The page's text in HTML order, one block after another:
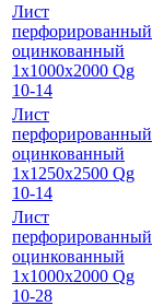
Лист
перфорированный
оцинкованный
1х1000х2000 Qg
10-14
Лист
перфорированный
оцинкованный
1х1250х2500 Qg
10-14
Лист
перфорированный
оцинкованный
1х1000х2000 Qg
10-28